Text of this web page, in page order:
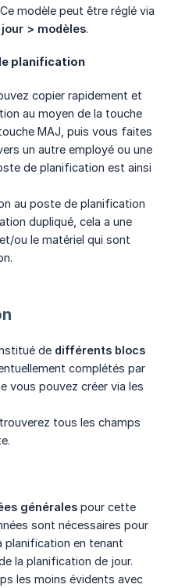
modèle peut être réglé via
> modèles.
planification
copier rapidement et
au moyen de la touche
MAJ, puis vous faites
un autre employé ou une
de planification est ainsi
au poste de planification
dupliqué, cela a une
ou le matériel qui sont
de différents blocs
complétés par
vous pouvez créer via les
tous les champs
générales pour cette
sont nécessaires pour
planification en tenant
la planification de jour.
les moins évidents avec